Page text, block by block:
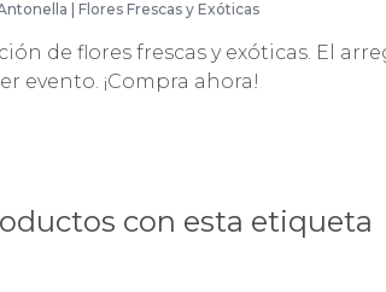
| Flores Frescas y Exóticas
de flores frescas y exóticas. El
evento. ¡Compra ahora!
con esta etiqueta